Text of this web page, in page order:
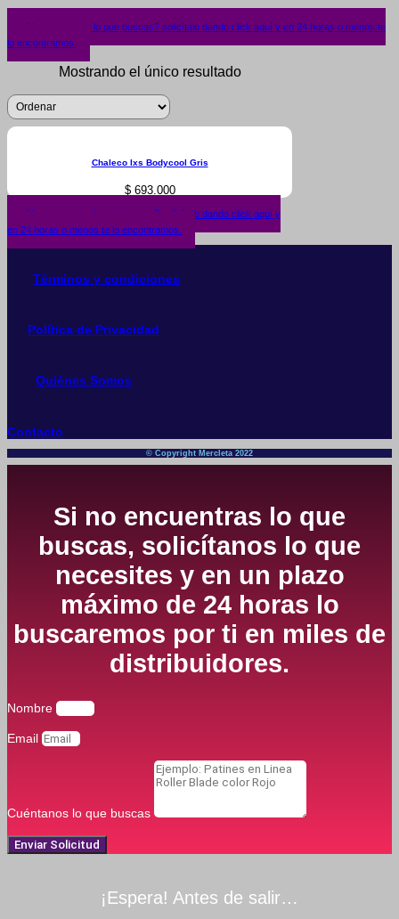
¿No encuentras lo que buscas? solicítalo dando click aquí y en 24 horas o menos te
lo encontramos.
Mostrando el único resultado
Chaleco Ixs Bodycool Gris
$693.000
¿No encuentras lo que buscas? solicítalo dando click aquí y
en 24 horas o menos te lo encontramos.
Términos y condiciones
Política de Privacidad
Quiénes Somos
Contacto
© Copyright Mercleta 2022
Si no encuentras lo que
buscas, solicítanos lo que
necesites y en un plazo
máximo de 24 horas lo
buscaremos por ti en miles de
distribuidores.
Nombre
Email
Cuéntanos lo que buscas
Enviar Solicitud
¡Espera! Antes de salir…